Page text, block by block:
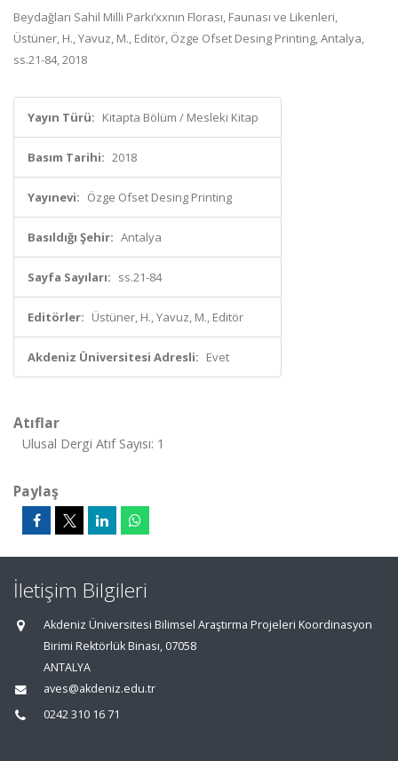
Beydağları Sahil Milli Parkı’xxnın Florası, Faunası ve Likenleri,
Üstüner, H., Yavuz, M., Editör, Özge Ofset Desing Printing, Antalya,
ss.21-84, 2018
Yayın Türü: Kitapta Bölüm / Mesleki Kitap
Basım Tarihi: 2018
Yayınevi: Özge Ofset Desing Printing
Basıldığı Şehir: Antalya
Sayfa Sayıları: ss.21-84
Editörler: Üstüner, H., Yavuz, M., Editör
Akdeniz Üniversitesi Adresli: Evet
Atıflar
Ulusal Dergi Atıf Sayısı: 1
Paylaş
İletişim Bilgileri
Akdeniz Üniversitesi Bilimsel Araştırma Projeleri Koordinasyon
Birimi Rektörlük Binası, 07058
ANTALYA
aves@akdeniz.edu.tr
0242 310 16 71